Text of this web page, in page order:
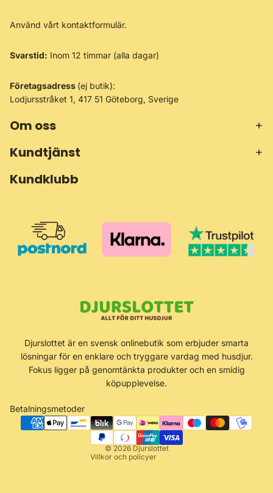
Använd vårt kontaktformulär.
Svarstid: Inom 12 timmar (alla dagar)
Företagsadress (ej butik):
Lodjursstråket 1, 417 51 Göteborg, Sverige
Om oss
Kundtjänst
Kundklubb
Djurslottet är en svensk onlinebutik som erbjuder smarta
lösningar för en enklare och tryggare vardag med husdjur.
Fokus ligger på genomtänkta produkter och en smidig
köpupplevelse.
Betalningsmetoder
© 2026 Djurslottet
Villkor och policyer
Integritetspolicy
Användarvillkor
Rättsligt meddelande
Avbeställningspolicy